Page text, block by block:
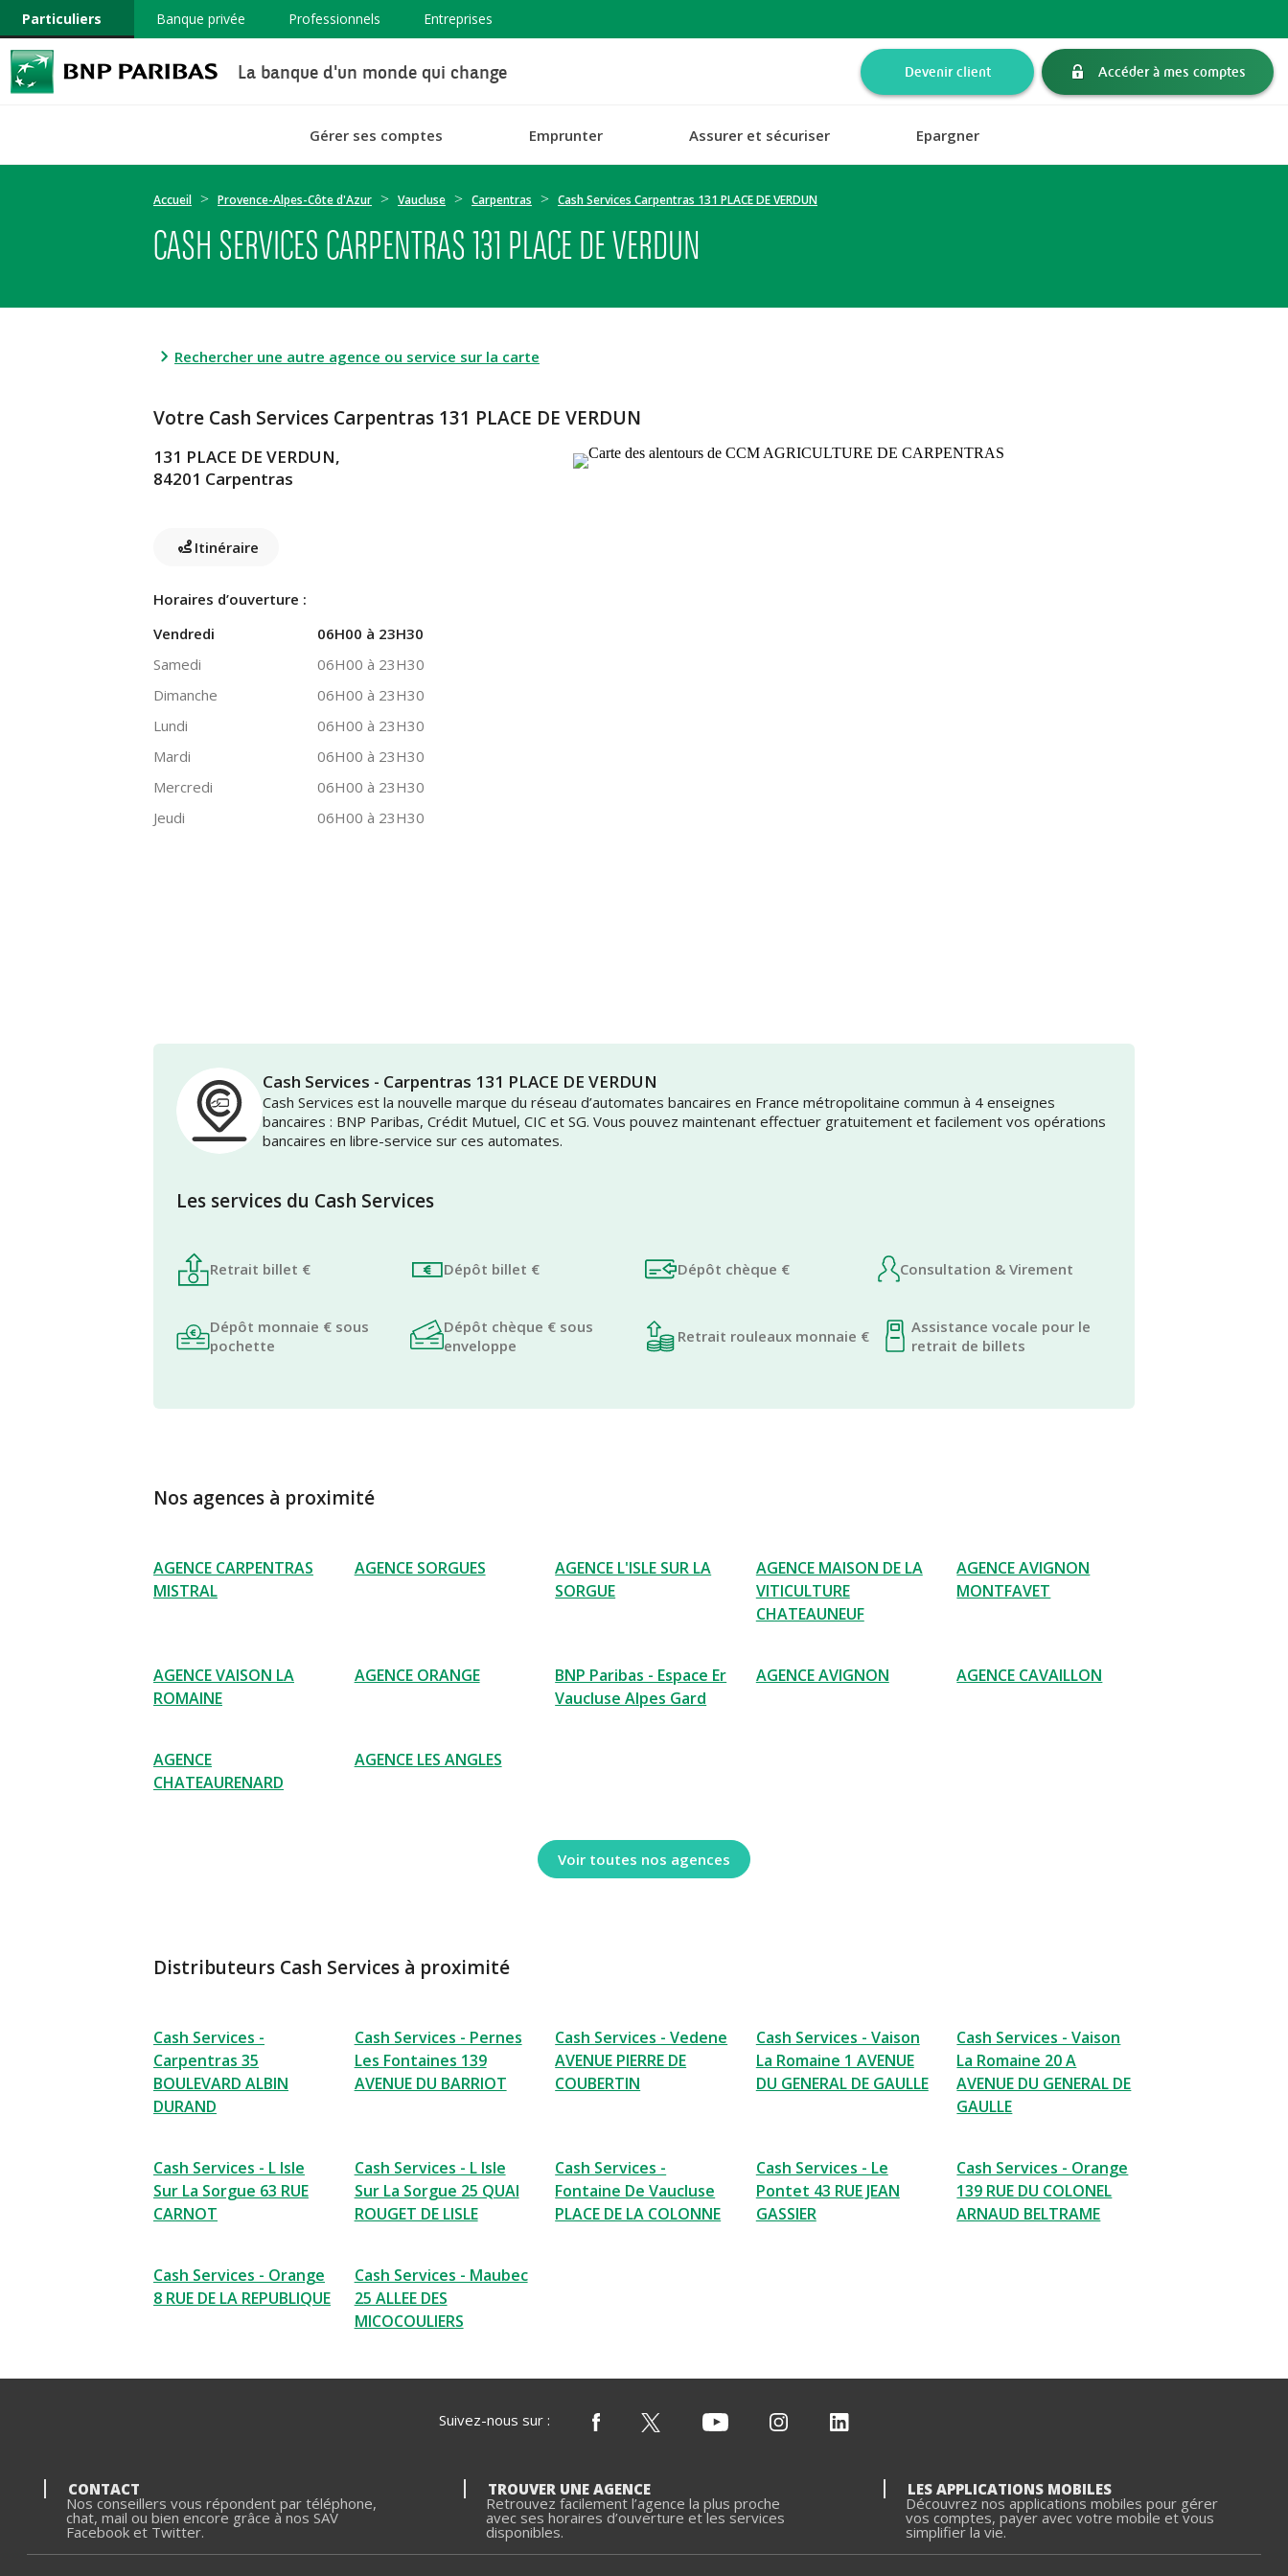
Particuliers Banque privée Professionnels Entreprises
La banque d'un monde qui change Devenir client Accéder à mes comptes
Gérer ses comptes Emprunter Assurer et sécuriser Epargner
Accueil Provence-Alpes-Côte d'Azur Vaucluse Carpentras Cash Services Carpentras 131 PLACE DE VERDUN
CASH SERVICES CARPENTRAS 131 PLACE DE VERDUN
Rechercher une autre agence ou service sur la carte
Votre Cash Services Carpentras 131 PLACE DE VERDUN
131 PLACE DE VERDUN,
84201 Carpentras
Itinéraire
Horaires d’ouverture :
Vendredi
06H00 à 23H30
Samedi
06H00 à 23H30
Dimanche
06H00 à 23H30
Lundi
06H00 à 23H30
Mardi
06H00 à 23H30
Mercredi
06H00 à 23H30
Jeudi
06H00 à 23H30
Cash Services - Carpentras 131 PLACE DE VERDUN
Cash Services est la nouvelle marque du réseau d’automates bancaires en France métropolitaine commun à 4 enseignes
bancaires : BNP Paribas, Crédit Mutuel, CIC et SG. Vous pouvez maintenant effectuer gratuitement et facilement vos opérations
bancaires en libre-service sur ces automates.
Les services du Cash Services
Retrait billet € Dépôt billet € Dépôt chèque € Consultation & Virement
Dépôt monnaie € sous
pochette
Dépôt chèque € sous
enveloppe
Retrait rouleaux monnaie €
Assistance vocale pour le
retrait de billets
Nos agences à proximité
AGENCE CARPENTRAS
MISTRAL
AGENCE SORGUES
AGENCE L'ISLE SUR LA
SORGUE
AGENCE MAISON DE LA
VITICULTURE
CHATEAUNEUF
AGENCE AVIGNON
MONTFAVET
AGENCE VAISON LA
ROMAINE
AGENCE ORANGE
BNP Paribas - Espace Er
Vaucluse Alpes Gard
AGENCE AVIGNON AGENCE CAVAILLON
AGENCE
CHATEAURENARD
AGENCE LES ANGLES
Voir toutes nos agences
Distributeurs Cash Services à proximité
Cash Services -
Carpentras 35
BOULEVARD ALBIN
DURAND
Cash Services - Pernes
Les Fontaines 139
AVENUE DU BARRIOT
Cash Services - Vedene
AVENUE PIERRE DE
COUBERTIN
Cash Services - Vaison
La Romaine 1 AVENUE
DU GENERAL DE GAULLE
Cash Services - Vaison
La Romaine 20 A
AVENUE DU GENERAL DE
GAULLE
Cash Services - L Isle
Sur La Sorgue 63 RUE
CARNOT
Cash Services - L Isle
Sur La Sorgue 25 QUAI
ROUGET DE LISLE
Cash Services -
Fontaine De Vaucluse
PLACE DE LA COLONNE
Cash Services - Le
Pontet 43 RUE JEAN
GASSIER
Cash Services - Orange
139 RUE DU COLONEL
ARNAUD BELTRAME
Cash Services - Orange
8 RUE DE LA REPUBLIQUE
Cash Services - Maubec
25 ALLEE DES
MICOCOULIERS
Suivez-nous sur :
CONTACT
Nos conseillers vous répondent par téléphone,
chat, mail ou bien encore grâce à nos SAV
Facebook et Twitter.
TROUVER UNE AGENCE
Retrouvez facilement l’agence la plus proche
avec ses horaires d’ouverture et les services
disponibles.
LES APPLICATIONS MOBILES
Découvrez nos applications mobiles pour gérer
vos comptes, payer avec votre mobile et vous
simplifier la vie.